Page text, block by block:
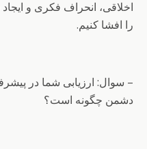
اخلاقی، انحراف فکری و
را افشا کنیم.
– سوال: ارزیابی شما در
دشمن چگونه است؟